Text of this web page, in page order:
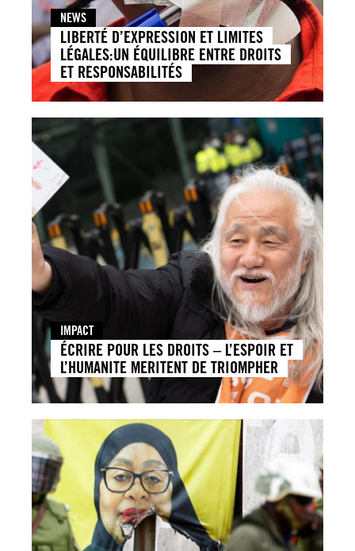
NEWS
LIBERTÉ D’EXPRESSION ET LIMITES
LÉGALES:UN ÉQUILIBRE ENTRE DROITS
ET RESPONSABILITÉS
IMPACT
ÉCRIRE POUR LES DROITS – L’ESPOIR ET
L’HUMANITE MERITENT DE TRIOMPHER